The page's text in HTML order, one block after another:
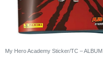
My Hero Academy Sticker/TC – ALBUM